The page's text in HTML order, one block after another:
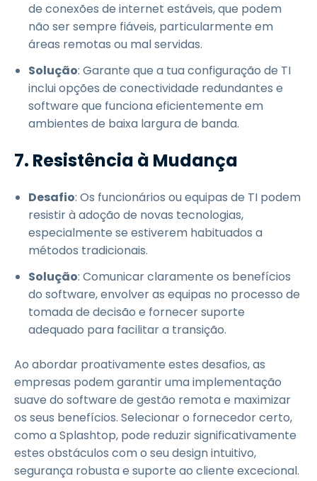
de conexões de internet estáveis, que podem
não ser sempre fiáveis, particularmente em
áreas remotas ou mal servidas.
Solução: Garante que a tua configuração de TI
inclui opções de conectividade redundantes e
software que funciona eficientemente em
ambientes de baixa largura de banda.
7. Resistência à Mudança
Desafio: Os funcionários ou equipas de TI podem
resistir à adoção de novas tecnologias,
especialmente se estiverem habituados a
métodos tradicionais.
Solução: Comunicar claramente os benefícios
do software, envolver as equipas no processo de
tomada de decisão e fornecer suporte
adequado para facilitar a transição.
Ao abordar proativamente estes desafios, as
empresas podem garantir uma implementação
suave do software de gestão remota e maximizar
os seus benefícios. Selecionar o fornecedor certo,
como a Splashtop, pode reduzir significativamente
estes obstáculos com o seu design intuitivo,
segurança robusta e suporte ao cliente excecional.